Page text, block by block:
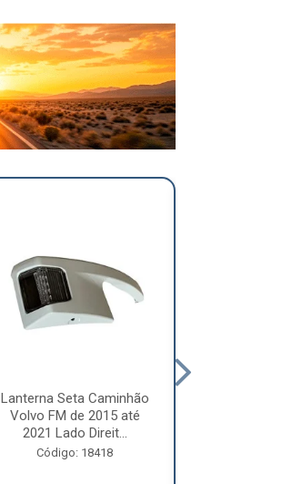
Lanterna Seta Caminhão
Volvo FM de 2015 até
2021 Lado Direit...
Código: 18418